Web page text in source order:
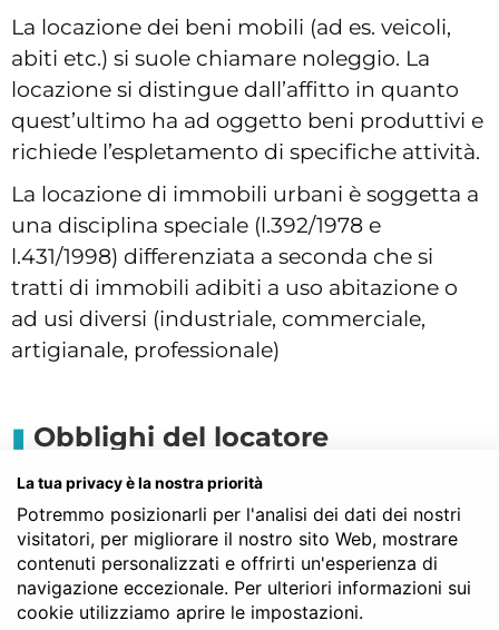
La locazione dei beni mobili (ad es. veicoli,
abiti etc.) si suole chiamare noleggio. La
locazione si distingue dall’affitto in quanto
quest’ultimo ha ad oggetto beni produttivi e
richiede l’espletamento di specifiche attività.
La locazione di immobili urbani è soggetta a
una disciplina speciale (l.392/1978 e
l.431/1998) differenziata a seconda che si
tratti di immobili adibiti a uso abitazione o
ad usi diversi (industriale, commerciale,
artigianale, professionale)
Obblighi del locatore
I principaliobblighi del locatore
Consegnare la cosa oggetto di locazione in
buono stato di manutenzione
Mantenere la cosa in buono stato locativo
in modo da poter essere utilizzata
La tua privacy è la nostra priorità
Potremmo posizionarli per l'analisi dei dati dei nostri
visitatori, per migliorare il nostro sito Web, mostrare
contenuti personalizzati e offrirti un'esperienza di
navigazione eccezionale. Per ulteriori informazioni sui
cookie utilizziamo aprire le impostazioni.